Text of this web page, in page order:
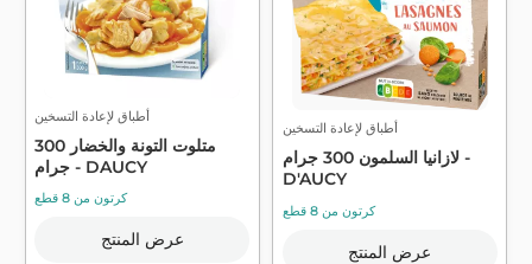
أطباق لإعادة التسخين
متلوت التونة والخضار 300
جرام - DAUCY
كرتون من 8 قطع
عرض المنتج
أطباق لإعادة التسخين
لازانيا السلمون 300 جرام -
D'AUCY
كرتون من 8 قطع
عرض المنتج